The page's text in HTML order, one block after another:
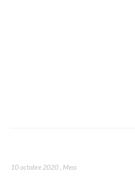
10 octobre 2020, Mess